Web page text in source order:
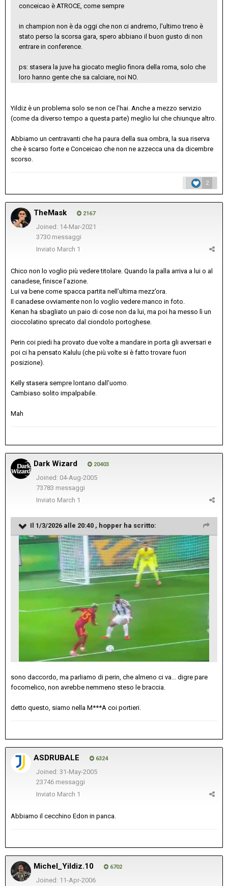
conceicao è ATROCE, come sempre
in champion non è da oggi che non ci andremo, l'ultimo treno è
stato perso la scorsa gara, spero abbiano il buon gusto di non
entrare in conference.
ps: stasera la juve ha giocato meglio finora della roma, solo che
loro hanno gente che sa calciare, noi NO.
Yildiz è un problema solo se non ce l'hai. Anche a mezzo servizio
(come da diverso tempo a questa parte) meglio lui che chiunque altro.
Abbiamo un centravanti che ha paura della sua ombra, la sua riserva
che è scarso forte e Conceicao che non ne azzecca una da dicembre
scorso.
2
TheMask 2167
Joined: 14-Mar-2021
3730 messaggi
Inviato March 1
Chico non lo voglio più vedere titolare. Quando la palla arriva a lui o al
canadese, finisce l’azione.
Lui va bene come spacca partita nell’ultima mezz’ora.
Il canadese ovviamente non lo voglio vedere manco in foto.
Kenan ha sbagliato un paio di cose non da lui, ma poi ha messo lì un
cioccolatino sprecato dal ciondolo portoghese.
Perin coi piedi ha provato due volte a mandare in porta gli avversari e
poi ci ha pensato Kalulu (che più volte si è fatto trovare fuori
posizione).
Kelly stasera sempre lontano dall’uomo.
Cambiaso solito impalpabile.
Mah
Dark Wizard 20403
Joined: 04-Aug-2005
73783 messaggi
Inviato March 1
Il 1/3/2026 alle 20:40 , hopper ha scritto:
sono daccordo, ma parliamo di perin, che almeno ci va... digre pare
focomelico, non avrebbe nemmeno steso le braccia.
detto questo, siamo nella M***A coi portieri.
ASDRUBALE 6324
Joined: 31-May-2005
23746 messaggi
Inviato March 1
Abbiamo il cecchino Edon in panca.
Michel_Yildiz.10 6702
Joined: 11-Apr-2006